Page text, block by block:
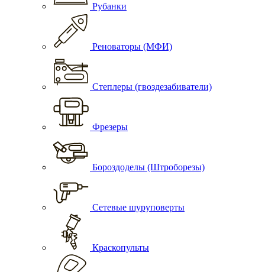
Рубанки
Реноваторы (МФИ)
Степлеры (гвоздезабиватели)
Фрезеры
Бороздоделы (Штроборезы)
Сетевые шуруповерты
Краскопульты